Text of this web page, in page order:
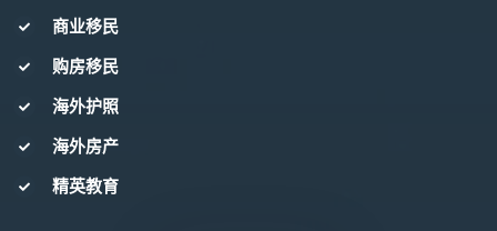
商业移民
购房移民
海外护照
海外房产
精英教育